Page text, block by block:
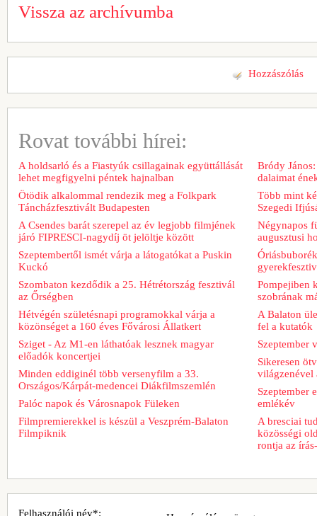
Vissza az archívumba
Hozzászólás
Rovat további hírei:
A holdsarló és a Fiastyúk csillagainak együttállását
lehet megfigyelni péntek hajnalban
Ötödik alkalommal rendezik meg a Folkpark
Táncházfesztivált Budapesten
A Csendes barát szerepel az év legjobb filmjének
járó FIPRESCI-nagydíj öt jelöltje között
Szeptembertől ismét várja a látogatókat a Puskin
Kuckó
Szombaton kezdődik a 25. Hétrétország fesztivál
az Őrségben
Hétvégén születésnapi programokkal várja a
közönséget a 160 éves Fővárosi Állatkert
Sziget - Az M1-en láthatóak lesznek magyar
előadók koncertjei
Minden eddiginél több versenyfilm a 33.
Országos/Kárpát-medencei Diákfilmszemlén
Palóc napok és Városnapok Füleken
Filmpremierekkel is készül a Veszprém-Balaton
Filmpiknik
Bródy
dalaimat
Több mint
Szegedi
Négynapos
augusztusi
Pompejiben
szobrának
A Balaton
fel a kutatók
Szeptember
Sikeresen
világzenével
Szeptember
emlékév
A bresciai
közösségi
rontja az
Felhasználói név*: